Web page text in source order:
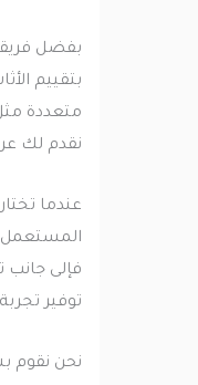
بفضل فريقنا
بتقييم الأثاث
متعددة مثل
نقدم لك عرضًا
عندما تختار
المستعمل،
فإلى جانب
توفير تجربة
نحن نقوم